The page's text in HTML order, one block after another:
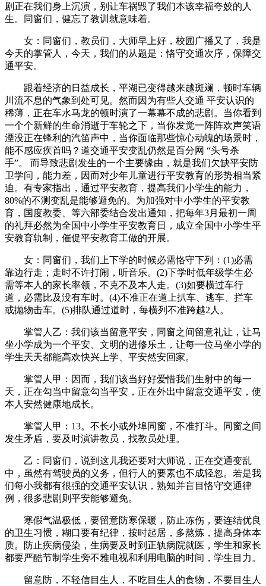
剧正在我们身上沉演，别让车祸毁了我们本该幸福夸姣的人
生。同窗们，健忘了教训就意味着。
女：同窗们，教员们，大师早上好，校园广播又了，我是
今天的掌管人，今天，我们的从题是：恪守交通次序，保障交
通平安。
跟着经济的日益成长，平湖已变得越来越斑斓，顿时车辆
川流不息的气象到处可见。然而因为有些人交通 平安认识的
稀薄，正在车水马龙的顿时演了一幕幕不成的悲剧。当你看到
一个个新鲜的生命消逝于车轮之下，当你发觉一阵阵欢声笑语
湮没正在锋利的汽笛声中，当你面临那些惊心动魄的场景时，
能不感应疾首吗？道交通平安变乱仍然是百分网 “头号杀
手”。 而导致悲剧发生的一个主要缘由，就是我们欠缺平安防
卫学问，能力差，因而对少年儿童进行平安教育的形势相当紧
迫。有专家指出，通过平安教育，提高我们小学生的能力，
80%的不测变乱是能够避免的。为加强对中小学生的平安教
育，国度教委、等六部委结合发出通知，把每年3月最初一周
的礼拜必然为全国中小学生平安教育日，成立全国中小学生平
安教育轨制，催促平安教育工做的开展。
女：同窗们，我们上下学的时候必需恪守下列：(1)必需
靠边行走；走时不许打闹，听音乐。(2)下学时低年级学生必
需等本人的家长率领，不克不及本人走。(3)如要横过车行
道，必需比及没有车时。(4)不准正在道上扒车、逃车、拦车
或抛物击车。(5)排队通过道时，每横列不准跨越2人。
掌管人乙：我们该当留意平安，同窗之间留意礼让，让马
坐小学成为一个平安、文明的进修乐土，让每一位马坐小学的
学生天天都能高欢快兴上学、平安然安回家。
掌管人甲：因而，我们该当好好爱惜我们生射中的每一
天，正在勾当中留意勾当平安，正在外出中留意交通平安，使
本人安然健康地成长。
掌管人甲：13。不长小或外埠同窗，不准打斗。同窗之间
发生矛盾，要及时演讲教员，找教员处理。
乙：同窗们，说到这儿我还要对大师说，正在交通变乱
中，虽然有驾驶员的义务，但行人的要素也不成轻忽。若是我
们每小我都有很强的交通平安认识，熟知并盲目恪守交通律
例，很多悲剧则平安能够避免。
寒假气温极低，要留意防寒保暖，防止冻伤，要连结优良
的卫生习惯，糊口要有纪律，按时起居，多熬炼，提高身体本
质。防止疾病侵染，生病要及时到正轨病院就医，学生和家长
都要严酷节制学生旁不雅电视和利用电脑的时间，学生目力。
留意防，不轻信目生人，不吃目生人的食物，不要目生人